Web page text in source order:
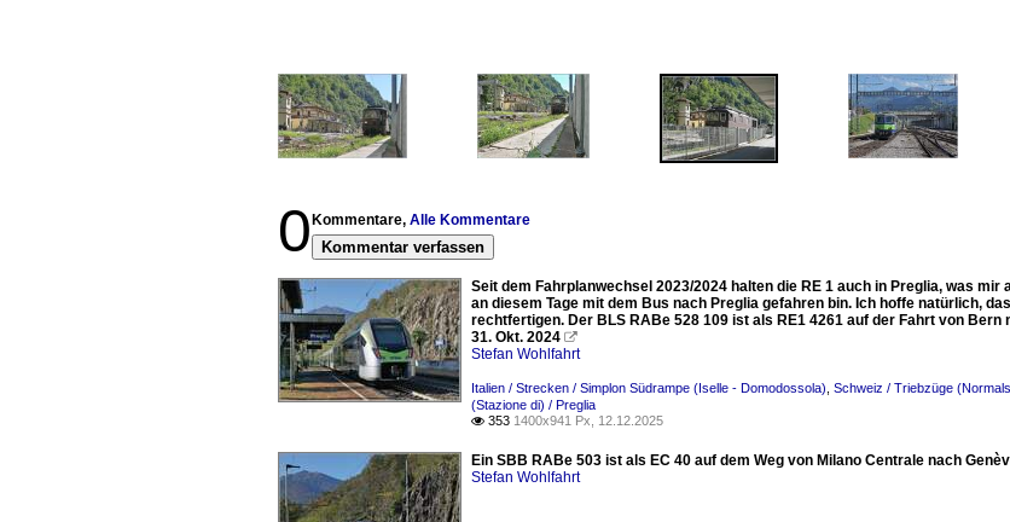
0 Kommentare, Alle Kommentare
Kommentar verfassen
Seit dem Fahrplanwechsel 2023/2024 halten die RE 1 auch in Preglia, was
an diesem Tage mit dem Bus nach Preglia gefahren bin. Ich hoffe natürlich,
rechtfertigen. Der BLS RABe 528 109 ist als RE1 4261 auf der Fahrt von
31. Okt. 2024 
Stefan Wohlfahrt
Italien / Strecken / Simplon Südrampe (Iselle - Domodossola) Schweiz / Triebzüge
(Stazione di) / Preglia
 353 1400x941 Px, 12.12.2025
Ein SBB RABe 503 ist als EC 40 auf dem Weg von Milano Centrale nach
Stefan Wohlfahrt